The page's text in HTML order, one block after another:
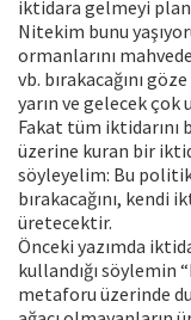
iktidara gelmeyi
Nitekim bunu
ormanlarını
vb. bırakacağını
yarın ve gelecek çok
Fakat tüm iktidarını
üzerine kuran bir
söyleyelim: Bu
bırakacağını, kendi
üretecektir.
Önceki yazımda
kullandığı söylemin
metaforu üzerinde